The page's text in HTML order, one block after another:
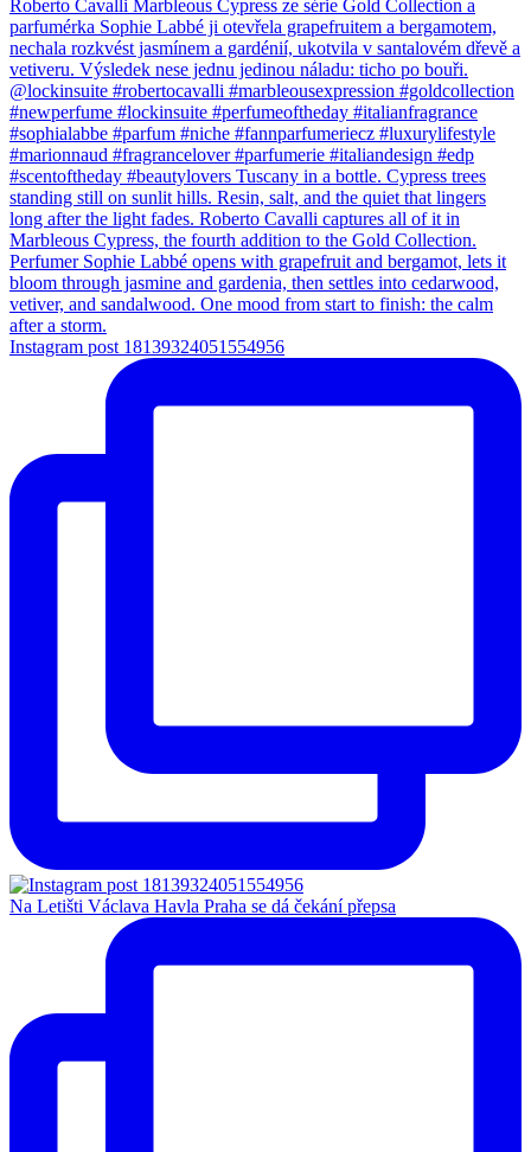
Instagram post 18139324051554956
Na Letišti Václava Havla Praha se dá čekání přepsa